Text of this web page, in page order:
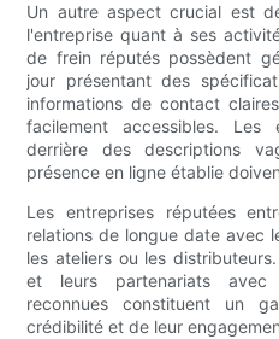
Un autre aspect crucial est
l'entreprise quant à ses
de frein réputés possèdent
jour présentant des
informations de contact
facilement accessibles.
derrière des descriptions
présence en ligne établie
Les entreprises réputées
relations de longue date avec
les ateliers ou les
et leurs partenariats avec
reconnues constituent un
crédibilité et de leur